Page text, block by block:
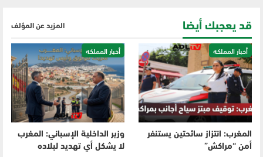
قد يعجبك أيضا المزيد عن المؤلف
أخبار المملكة
المغرب: انتزاز سائحتين يستنفر
أمن “مراكش”
أخبار المملكة
وزير الداخلية الإسباني: المغرب
لا يشكل أي تهديد لبلاده